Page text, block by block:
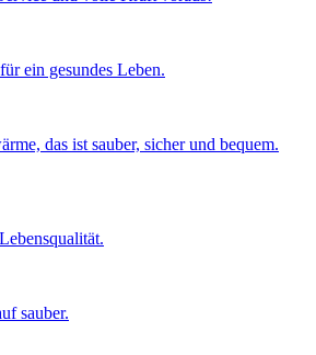
ein gesundes Leben.
das ist sauber, sicher und bequem.
sauber.